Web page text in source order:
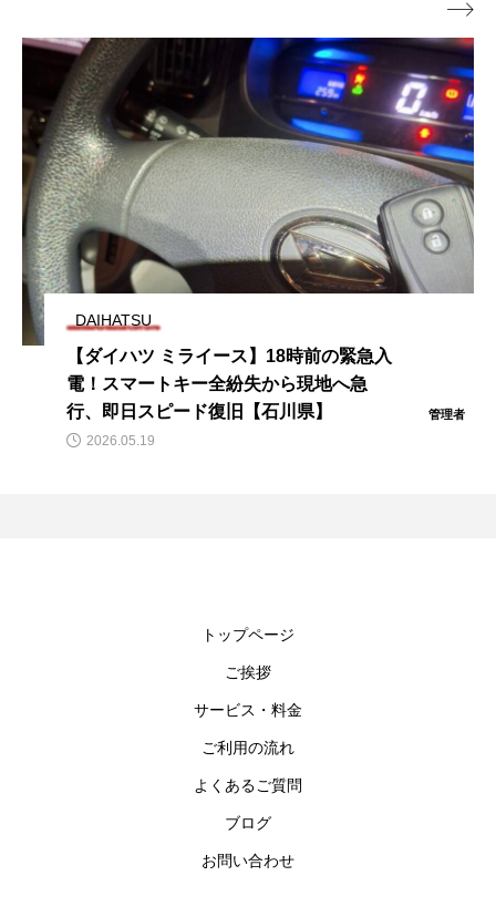
DAIHATSU
【ダイハツ ミライース】18時前の緊急入
電！スマートキー全紛失から現地へ急
行、即日スピード復旧【石川県】
管理者
2026.05.19

トップページ
ご挨拶
サービス・料金
ご利用の流れ
よくあるご質問
ブログ
お問い合わせ